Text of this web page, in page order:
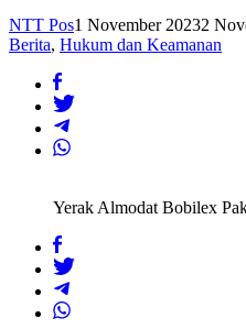
NTT Pos1 November 20232
Berita, Hukum dan Keamanan
Yerak Almodat Bobilex